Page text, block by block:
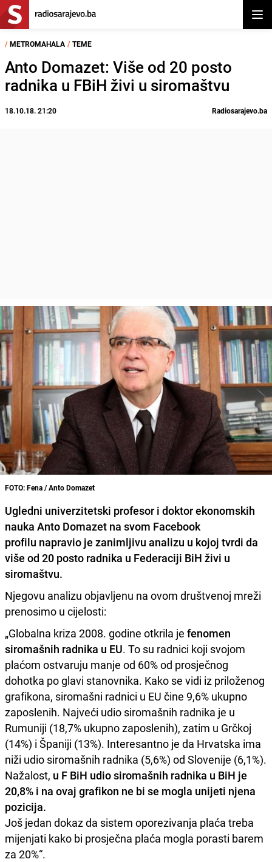
/ METROMAHALA / TEME
Anto Domazet: Više od 20 posto
radnika u FBiH živi u siromaštvu
18.10.18. 21:20 Radiosarajevo.ba
FOTO: Fena / Anto Domazet
Ugledni univerzitetski profesor i doktor ekonomskih
nauka Anto Domazet na svom Facebook
profilu napravio je zanimljivu analizu u kojoj tvrdi da
više od 20 posto radnika u Federaciji BiH živi u
siromaštvu.
Njegovu analizu objavljenu na ovom društvenoj mreži
prenosimo u cijelosti:
„Globalna kriza 2008. godine otkrila je fenomen
siromašnih radnika u EU. To su radnici koji svojom
plaćom ostvaruju manje od 60% od prosječnog
dohotka po glavi stanovnika. Kako se vidi iz priloženog
grafikona, siromašni radnici u EU čine 9,6% ukupno
zaposlenih. Najveći udio siromašnih radnika je u
Rumuniji (18,7% ukupno zaposlenih), zatim u Grčkoj
(14%) i Španiji (13%). Interesantno je da Hrvatska ima
niži udio siromašnih radnika (5,6%) od Slovenije (6,1%).
Nažalost, u F BiH udio siromašnih radnika u BiH je
20,8% i na ovaj grafikon ne bi se mogla unijeti njena
pozicija.
Još jedan dokaz da sistem oporezivanja plaća treba
mijenjati kako bi prosječna plaća mogla porasti barem
za 20%“.